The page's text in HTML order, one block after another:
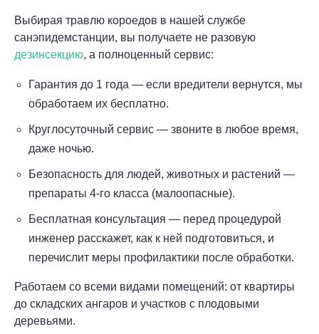
Выбирая травлю короедов в нашей службе
санэпидемстанции, вы получаете не разовую
дезинсекцию, а полноценный сервис:
Гарантия до 1 года — если вредители вернутся, мы
обработаем их бесплатно.
Круглосуточный сервис — звоните в любое время,
даже ночью.
Безопасность для людей, животных и растений —
препараты 4-го класса (малоопасные).
Бесплатная консультация — перед процедурой
инженер расскажет, как к ней подготовиться, и
перечислит меры профилактики после обработки.
Работаем со всеми видами помещений: от квартиры
до складских ангаров и участков с плодовыми
деревьями.